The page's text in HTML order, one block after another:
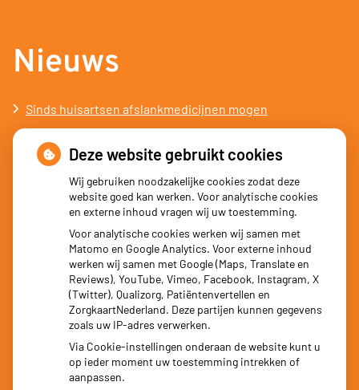
Nieuws
Sinds huisartsen afslankmedicijnen mogen
voorschrijven, neemt gebruik toe
Schurft sinds corona geen vergeten ziekte meer: aantal
uitbraken fors gestegen
Stoppen met afslankmedicijnen betekent zonder
leefstijlaanpassingen weer gewichtstoename
Kookadvies drinkwater in provincie Utrecht vanwege
besmetting
Terugroepactie babyvoeding Nestlé: bacterie kan baby’s
ziek maken
Deze website gebruikt cookies
Wij gebruiken noodzakelijke cookies zodat deze
website goed kan werken. Voor analytische cookies
en externe inhoud vragen wij uw toestemming.
Voor analytische cookies werken wij samen met
Matomo en Google Analytics. Voor externe inhoud
werken wij samen met Google (Maps, Translate en
Reviews), YouTube, Vimeo, Facebook, Instagram, X
(Twitter), Qualizorg, Patiëntenvertellen en
ZorgkaartNederland. Deze partijen kunnen gegevens
zoals uw IP-adres verwerken.
Via Cookie-instellingen onderaan de website kunt u
op ieder moment uw toestemming intrekken of
aanpassen.